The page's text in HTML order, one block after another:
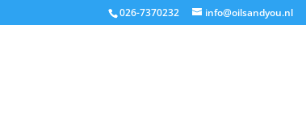
026-7370232 info@oilsandyou.nl